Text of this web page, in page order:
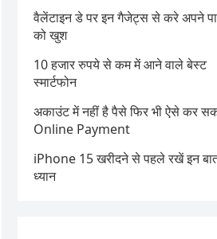
वैलेंटाइन डे पर इन गैजेट्स से करे अपने
को खुश
10 हजार रुपये से कम में आने वाले बेस्ट
स्मार्टफोन
अकाउंट में नहीं है पैसे फिर भी ऐसे कर
Online Payment
iPhone 15 खरीदने से पहले रखें इन
ध्यान